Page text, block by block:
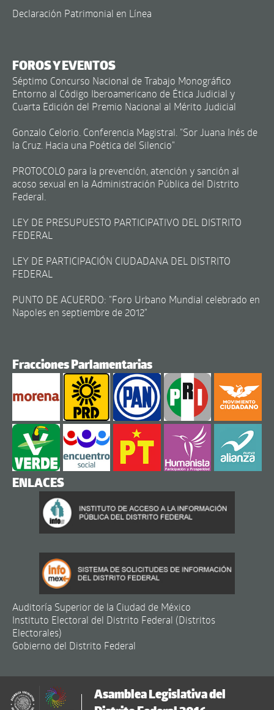
Declaración Patrimonial en Línea
FOROS Y EVENTOS
Séptimo Concurso Nacional de Trabajo Monográfico
Entorno al Código Iberoamericano de Ética Judicial y
Cuarta Edición del Premio Nacional al Mérito Judicial
Gonzalo Celorio. Conferencia Magistral. "Sor Juana Inés de
la Cruz. Hacia una Poética del Silencio"
PROTOCOLO para la prevención, atención y sanción al
acoso sexual en la Administración Pública del Distrito
Federal.
LEY DE PRESUPUESTO PARTICIPATIVO DEL DISTRITO
FEDERAL
LEY DE PARTICIPACIÓN CIUDADANA DEL DISTRITO
FEDERAL
PUNTO DE ACUERDO: "Foro Urbano Mundial celebrado en
Napoles en septiembre de 2012"
Fracciones Parlamentarias
ENLACES
Auditoría Superior de la Ciudad de México
Instituto Electoral del Distrito Federal (Distritos
Electorales)
Gobierno del Distrito Federal
Asamblea Legislativa del